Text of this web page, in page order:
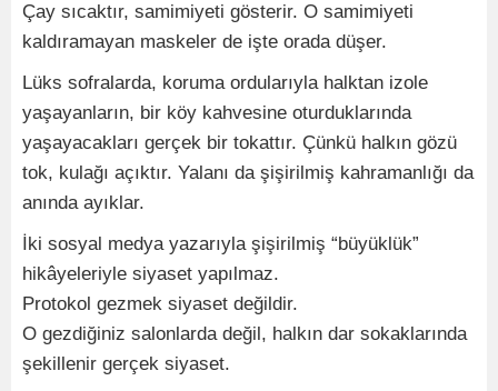
Çay sıcaktır, samimiyeti gösterir. O samimiyeti
kaldıramayan maskeler de işte orada düşer.
Lüks sofralarda, koruma ordularıyla halktan izole
yaşayanların, bir köy kahvesine oturduklarında
yaşayacakları gerçek bir tokattır. Çünkü halkın gözü
tok, kulağı açıktır. Yalanı da şişirilmiş kahramanlığı da
anında ayıklar.
İki sosyal medya yazarıyla şişirilmiş “büyüklük”
hikâyeleriyle siyaset yapılmaz.
Protokol gezmek siyaset değildir.
O gezdiğiniz salonlarda değil, halkın dar sokaklarında
şekillenir gerçek siyaset.